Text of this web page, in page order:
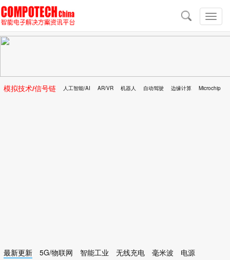
切
换
导
导
航
模拟技术/信号链 人工智能/AI AR/VR 机器人 自动驾驶 边缘计算 Microchip
最新更新 5G/物联网 智能工业 无线充电 毫米波
电源